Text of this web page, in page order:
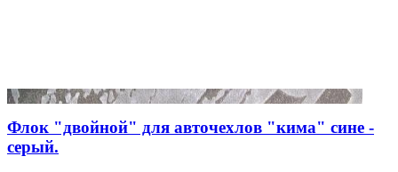
Флок "двойной" для авточехлов "кима" сине -
серый.